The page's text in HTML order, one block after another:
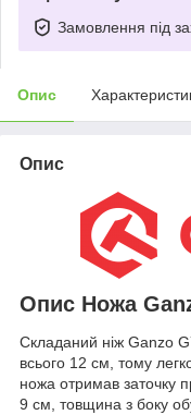
Замовлення під
Опис
Опис
Опис Ножа
Складаний ніж Ganzo
всього 12 см, тому
ножа отримав заточку
9 см, товщина з боку